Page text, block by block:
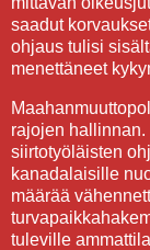
saadut
ohjaus tulisi
menettäneet
rajojen
siirtotyöläisten
kanadalaisille
määrää
tuleville